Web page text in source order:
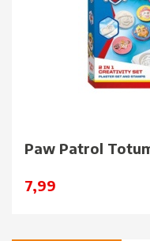
Paw Patrol
7,99